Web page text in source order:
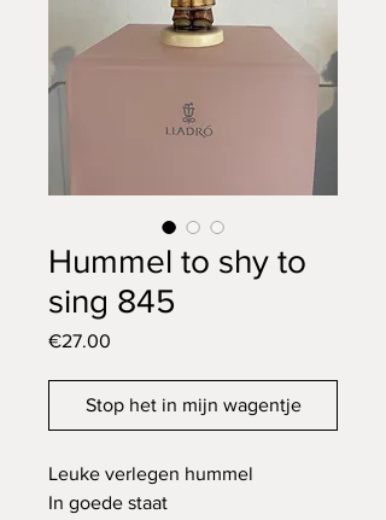
Hummel to shy to
sing 845
€27.00
Stop het in mijn wagentje
Leuke verlegen hummel
In goede staat